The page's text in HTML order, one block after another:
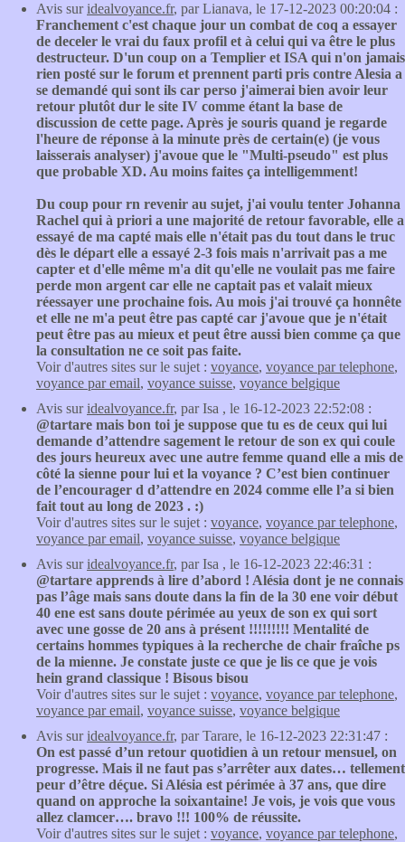
Avis suridealvoyance.fr, par Lianava, le 17-12-2023 00:20:04 :
Franchement c'est chaque jour un combat de coq a essayer
de deceler le vrai du faux profil et à celui qui va être le plus
destructeur. D'un coup on a Templier et ISA qui n'on jamais
rien posté sur le forum et prennent parti pris contre Alesia a
se demandé qui sont ils car perso j'aimerai bien avoir leur
retour plutôt dur le site IV comme étant la base de
discussion de cette page. Après je souris quand je regarde
l'heure de réponse à la minute près de certain(e) (je vous
laisserais analyser) j'avoue que le "Multi-pseudo" est plus
que probable XD. Au moins faites ça intelligemment!
Du coup pour rn revenir au sujet, j'ai voulu tenter Johanna
Rachel qui à priori a une majorité de retour favorable, elle a
essayé de ma capté mais elle n'était pas du tout dans le truc
dès le départ elle a essayé 2-3 fois mais n'arrivait pas a me
capter et d'elle même m'a dit qu'elle ne voulait pas me faire
perde mon argent car elle ne captait pas et valait mieux
réessayer une prochaine fois. Au mois j'ai trouvé ça honnête
et elle ne m'a peut être pas capté car j'avoue que je n'était
peut être pas au mieux et peut être aussi bien comme ça que
la consultation ne ce soit pas faite.
Voir d'autres sites sur le sujet : voyance, voyance par telephone,
voyance par email, voyance suisse, voyance belgique
Avis suridealvoyance.fr, par Isa , le 16-12-2023 22:52:08 :
@tartare mais bon toi je suppose que tu es de ceux qui lui
demande d’attendre sagement le retour de son ex qui coule
des jours heureux avec une autre femme quand elle a mis de
côté la sienne pour lui et la voyance ? C’est bien continuer
de l’encourager d d’attendre en 2024 comme elle l’a si bien
fait tout au long de 2023 . :)
Voir d'autres sites sur le sujet : voyance, voyance par telephone,
voyance par email, voyance suisse, voyance belgique
Avis suridealvoyance.fr, par Isa , le 16-12-2023 22:46:31 :
@tartare apprends à lire d’abord ! Alésia dont je ne connais
pas l’âge mais sans doute dans la fin de la 30 ene voir début
40 ene est sans doute périmée au yeux de son ex qui sort
avec une gosse de 20 ans à présent !!!!!!!!! Mentalité de
certains hommes typiques à la recherche de chair fraîche ps
de la mienne. Je constate juste ce que je lis ce que je vois
hein grand classique ! Bisous bisou
Voir d'autres sites sur le sujet : voyance, voyance par telephone,
voyance par email, voyance suisse, voyance belgique
Avis suridealvoyance.fr, par Tarare, le 16-12-2023 22:31:47 :
On est passé d’un retour quotidien à un retour mensuel, on
progresse. Mais il ne faut pas s’arrêter aux dates… tellement
peur d’être déçue. Si Alésia est périmée à 37 ans, que dire
quand on approche la soixantaine! Je vois, je vois que vous
allez clamcer…. bravo !!! 100% de réussite.
Voir d'autres sites sur le sujet : voyance, voyance par telephone,